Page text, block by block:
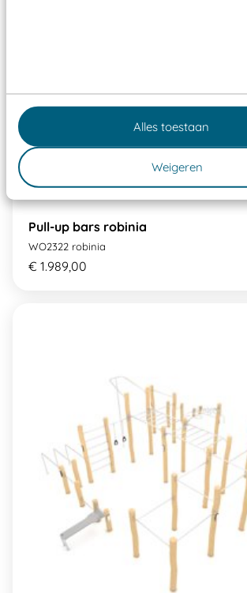
Alles toestaan
Weigeren
Pull-up bars robinia
WO2322 robinia
€ 1.989,00